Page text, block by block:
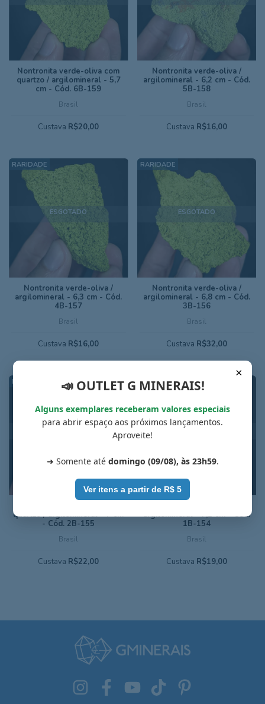
Brasil
Nontronita verde-oliva com
quartzo / argilomineral - 5,7
cm - Cód. 6B-159
Custava R$20,00
Brasil
Nontronita verde-oliva /
argilomineral - 6,2 cm - Cód.
5B-158
Custava R$16,00
ESGOTADO
Brasil
Nontronita verde-oliva /
argilomineral - 6,3 cm - Cód.
4B-157
Custava R$16,00
ESGOTADO
Brasil
Nontronita verde-oliva /
argilomineral - 6,8 cm - Cód.
3B-156
Custava R$32,00
Brasil
quartzo / argilomineral - 7 cm
- Cód. 2B-155
Custava R$22,00
ESGOTADO
Brasil
argilomineral - 7,1 cm - Cód.
1B-154
Custava R$19,00
×
📣 OUTLET G MINERAIS!
Alguns exemplares receberam valores especiais
para abrir espaço aos próximos lançamentos.
Aproveite!
➜ Somente até domingo (09/08), às 23h59.
Ver itens a partir de R$ 5